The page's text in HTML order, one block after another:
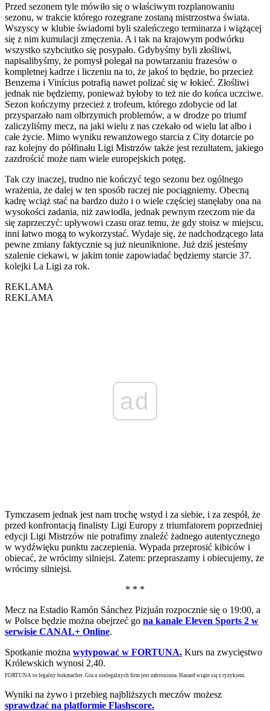
Przed sezonem tyle mówiło się o właściwym rozplanowaniu
sezonu, w trakcie którego rozegrane zostaną mistrzostwa świata.
Wszyscy w klubie świadomi byli szaleńczego terminarza i wiążącej
się z nim kumulacji zmęczenia. A i tak na krajowym podwórku
wszystko szybciutko się posypało. Gdybyśmy byli złośliwi,
napisalibyśmy, że pomysł polegał na powtarzaniu frazesów o
kompletnej kadrze i liczeniu na to, że jakoś to będzie, bo przecież
Benzema i Vinícius potrafią nawet polizać się w łokieć. Złośliwi
jednak nie będziemy, ponieważ byłoby to też nie do końca uczciwe.
Sezon kończymy przecież z trofeum, którego zdobycie od lat
przysparzało nam olbrzymich problemów, a w drodze po triumf
zaliczyliśmy mecz, na jaki wielu z nas czekało od wielu lat albo i
całe życie. Mimo wyniku rewanżowego starcia z City dotarcie po
raz kolejny do półfinału Ligi Mistrzów także jest rezultatem, jakiego
zazdrościć może nam wiele europejskich potęg.
Tak czy inaczej, trudno nie kończyć tego sezonu bez ogólnego
wrażenia, że dalej w ten sposób raczej nie pociągniemy. Obecną
kadrę wciąż stać na bardzo dużo i o wiele częściej stanęłaby ona na
wysokości zadania, niż zawiodła, jednak pewnym rzeczom nie da
się zaprzeczyć: upływowi czasu oraz temu, że gdy stoisz w miejscu,
inni łatwo mogą to wykorzystać. Wydaje się, że nadchodzącego lata
pewne zmiany faktycznie są już nieuniknione. Już dziś jesteśmy
szalenie ciekawi, w jakim tonie zapowiadać będziemy starcie 37.
kolejki La Ligi za rok.
REKLAMA
REKLAMA
ad
Tymczasem jednak jest nam trochę wstyd i za siebie, i za zespół, że
przed konfrontacją finalisty Ligi Europy z triumfatorem poprzedniej
edycji Ligi Mistrzów nie potrafimy znaleźć żadnego autentycznego
w wydźwięku punktu zaczepienia. Wypada przeprosić kibiców i
obiecać, że wrócimy silniejsi. Zatem: przepraszamy i obiecujemy, że
wrócimy silniejsi.
* * *
Mecz na Estadio Ramón Sánchez Pizjuán rozpocznie się o 19:00, a
w Polsce będzie można obejrzeć go na kanale Eleven Sports 2 w
serwisie CANAL+ Online.
Spotkanie można wytypować w FORTUNA. Kurs na zwycięstwo
Królewskich wynosi 2,40.
FORTUNA to legalny bukmacher. Gra u nielegalnych firm jest zabroniona. Hazard wiąże się z ryzykiem.
Wyniki na żywo i przebieg najbliższych meczów możesz
sprawdzać na platformie Flashscore.